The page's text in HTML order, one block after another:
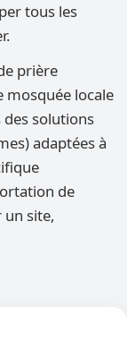
tous les
prière
locale
solutions
adaptées à
de
site,